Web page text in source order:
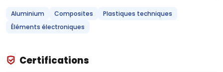
Aluminium Composites
Plastiques techniques
Éléments électroniques
Certifications